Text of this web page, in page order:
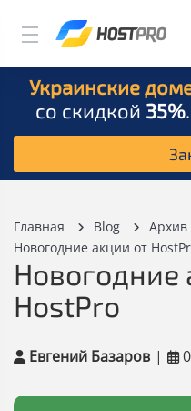
Украинские
со скидкой 35%
Главная Blog
Архив
Новогодние акции от
Новогодние
HostPro
Евгений Базаров |